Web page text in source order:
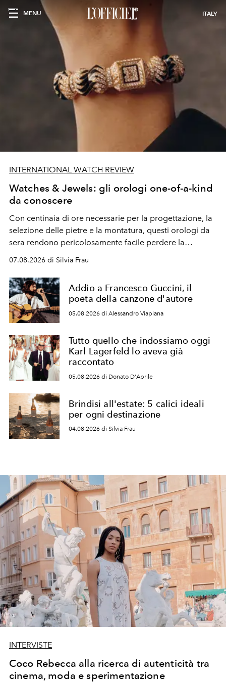
MENU ITALY
INTERNATIONAL WATCH REVIEW
Watches & Jewels: gli orologi one-of-a-kind
da conoscere
Con centinaia di ore necessarie per la progettazione, la
selezione delle pietre e la montatura, questi orologi da
sera rendono pericolosamente facile perdere la
cognizione del tempo. Ma con quadranti così
07.08.2026 di Silvia Frau
Addio a Francesco Guccini, il
poeta della canzone d'autore
05.08.2026 di Alessandro Viapiana
Tutto quello che indossiamo oggi
Karl Lagerfeld lo aveva già
raccontato
05.08.2026 di Donato D'Aprile
Brindisi all'estate: 5 calici ideali
per ogni destinazione
04.08.2026 di Silvia Frau
INTERVISTE
Coco Rebecca alla ricerca di autenticità tra
cinema, moda e sperimentazione